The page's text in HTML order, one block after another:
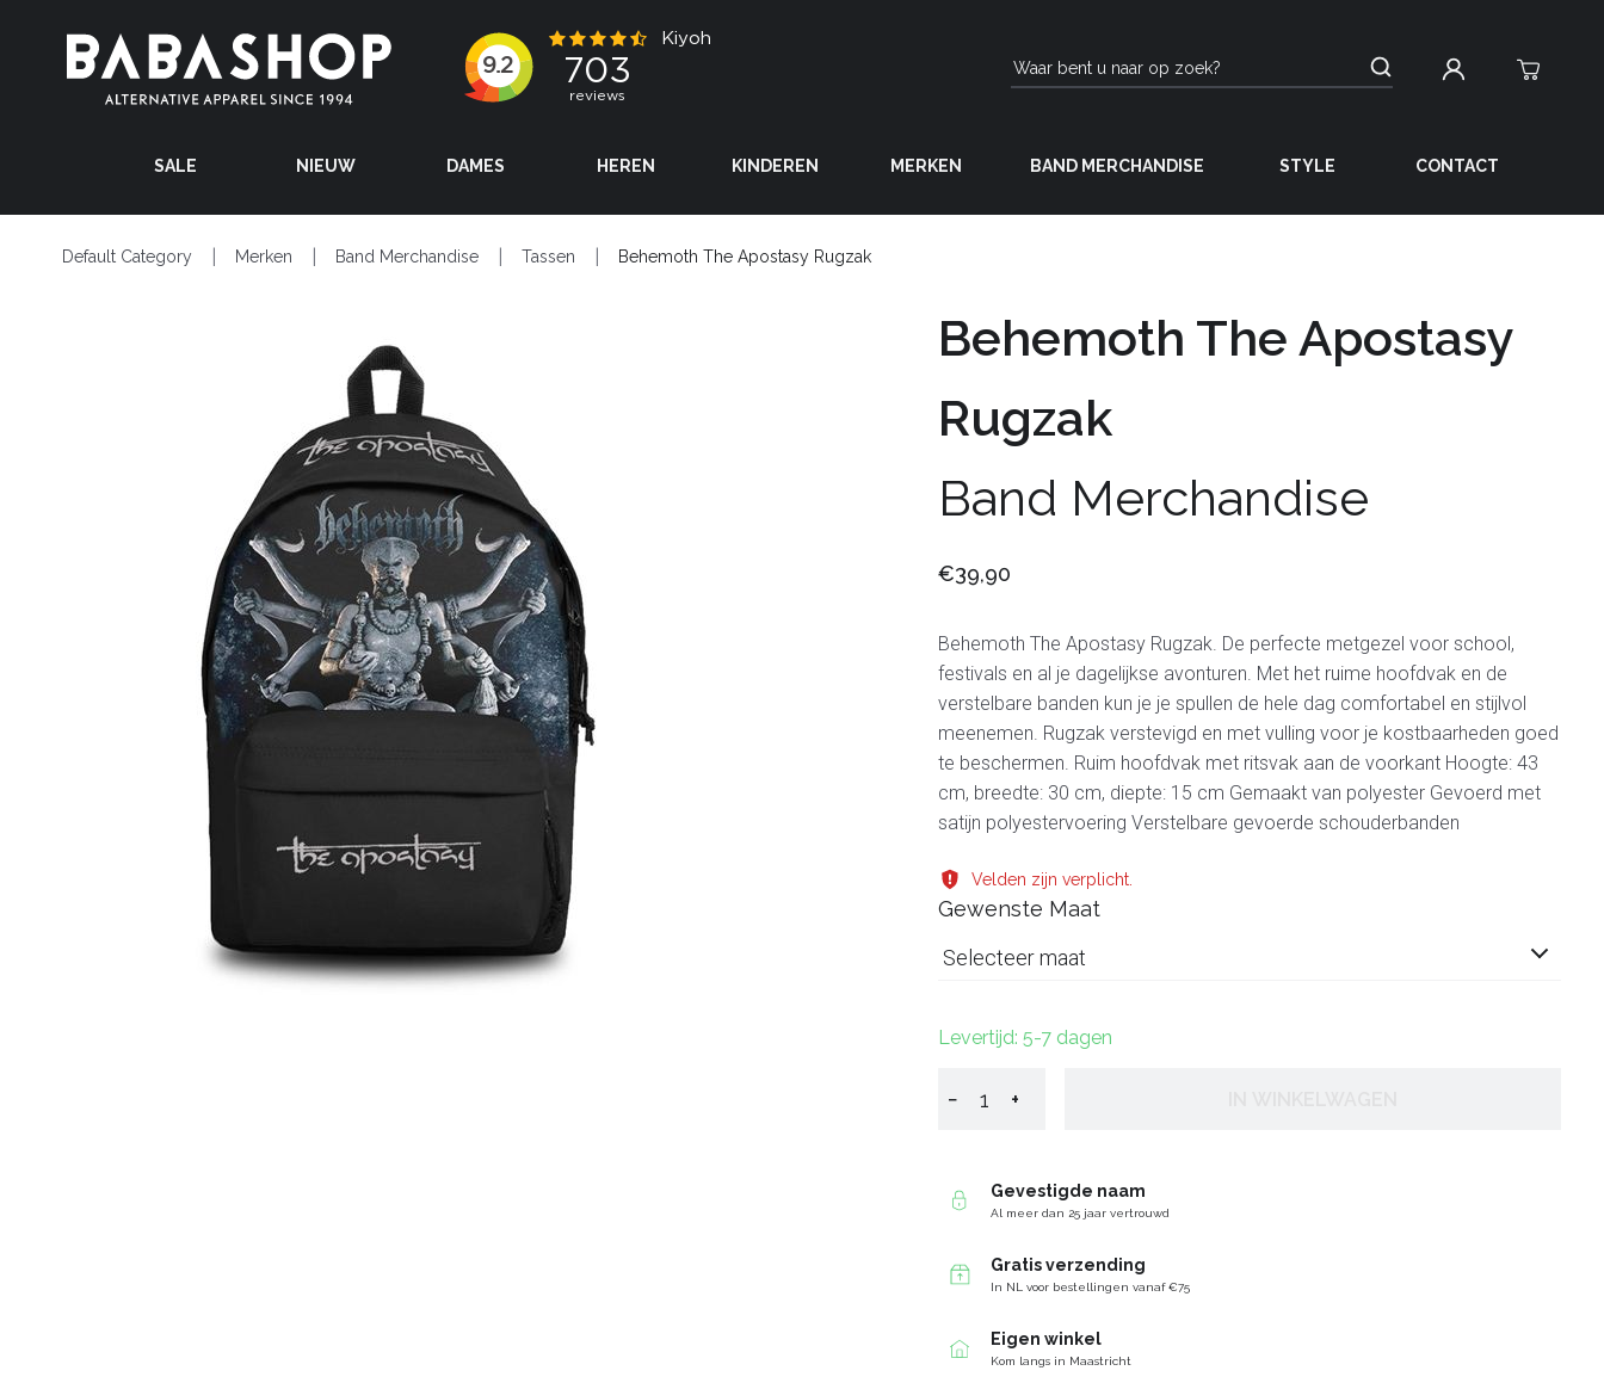
SALE NIEUW DAMES HEREN KINDEREN MERKEN BAND MERCHANDISE STYLE CONTACT
Default Category Merken Band Merchandise Tassen Behemoth The Apostasy Rugzak
Behemoth The Apostasy
Rugzak
Band Merchandise
€39,90
Behemoth The Apostasy Rugzak. De perfecte metgezel voor school,
festivals en al je dagelijkse avonturen. Met het ruime hoofdvak en de
verstelbare banden kun je je spullen de hele dag comfortabel en stijlvol
meenemen. Rugzak verstevigd en met vulling voor je kostbaarheden goed
te beschermen. Ruim hoofdvak met ritsvak aan de voorkant Hoogte: 43
cm, breedte: 30 cm, diepte: 15 cm Gemaakt van polyester Gevoerd met
satijn polyestervoering Verstelbare gevoerde schouderbanden
Velden zijn verplicht.
Gewenste Maat
Selecteer maat
Levertijd: 5-7 dagen
− +
Gevestigde naam
Al meer dan 25 jaar vertrouwd
Gratis verzending
In NL voor bestellingen vanaf €75
Eigen winkel
Kom langs in Maastricht